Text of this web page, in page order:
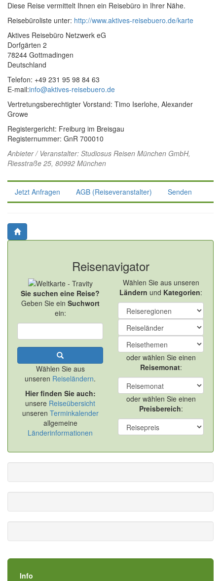
Diese Reise vermittelt Ihnen ein Reisebüro in Ihrer Nähe.
Reisebüroliste unter: http://www.aktives-reisebuero.de/karte
Aktives Reisebüro Netzwerk eG
Dorfgärten 2
78244 Gottmadingen
Deutschland
Telefon: +49 231 95 98 84 63
E-mail:info@aktives-reisebuero.de
Vertretungsberechtigter Vorstand: Timo Iserlohe, Alexander
Growe
Registergericht: Freiburg im Breisgau
Registernummer: GnR 700010
Anbieter / Veranstalter: Studiosus Reisen München GmbH,
Riesstraße 25, 80992 München
Jetzt Anfragen AGB (Reiseveranstalter) Senden
Reisenavigator
Sie suchen eine Reise?
Geben Sie ein Suchwort
ein:
Wählen Sie aus
unseren Reiseländern.
Hier finden Sie auch:
unsere Reiseübersicht
unseren Terminkalender
allgemeine
Länderinformationen
Wählen Sie aus unseren
Ländern und Kategorien:
oder wählen Sie einen
Reisemonat:
oder wählen Sie einen
Preisbereich:
Info